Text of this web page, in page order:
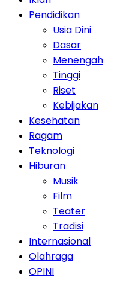
Pendidikan
Usia Dini
Dasar
Menengah
Tinggi
Riset
Kebijakan
Kesehatan
Ragam
Teknologi
Hiburan
Musik
Film
Teater
Tradisi
Internasional
Olahraga
OPINI